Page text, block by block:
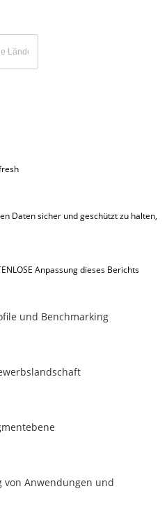
Daten sicher und geschützt zu halten,
Anpassung dieses Berichts
und Benchmarking
von Anwendungen und